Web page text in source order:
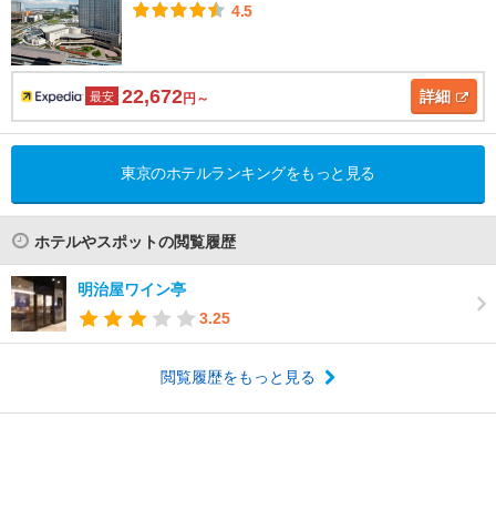
4.5
最安 22,672円～ 詳細
東京のホテルランキングをもっと見る
ホテルやスポットの閲覧履歴
明治屋ワイン亭
3.25
閲覧履歴をもっと見る